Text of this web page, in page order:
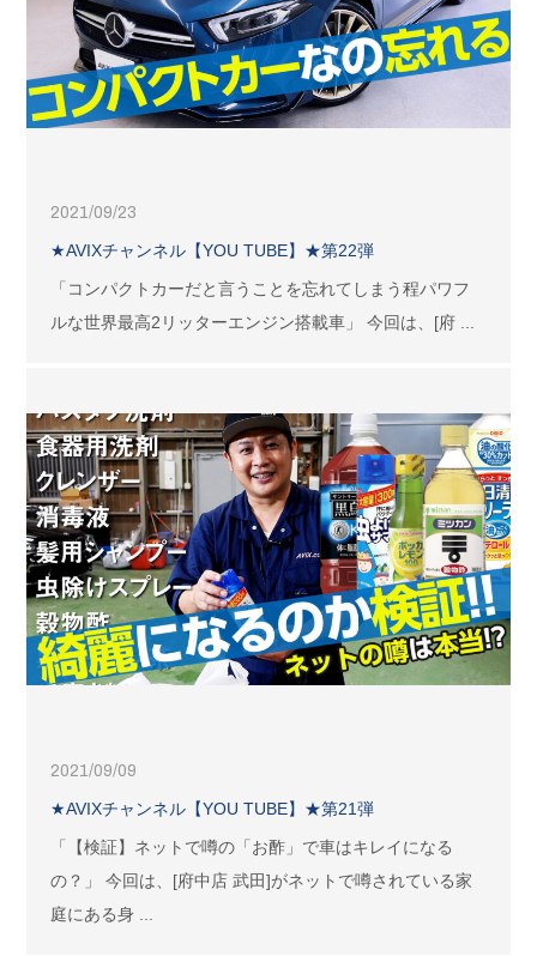
2021/09/23
★AVIXチャンネル【YOU TUBE】★第22弾
「コンパクトカーだと言うことを忘れてしまう程パワフ
ルな世界最高2リッターエンジン搭載車」 今回は、[府 ...
2021/09/09
★AVIXチャンネル【YOU TUBE】★第21弾
「【検証】ネットで噂の「お酢」で車はキレイになる
の？」 今回は、[府中店 武田]がネットで噂されている家
庭にある身 ...